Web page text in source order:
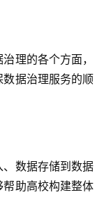
理的各个方面，
据治理服务的顺
数据存储到数据
助高校构建整体